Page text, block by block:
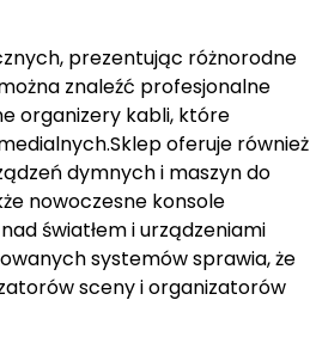
prezentując różnorodne
znaleźć profesjonalne
organizery kabli, które
oferuje również
dymnych i maszyn do
nowoczesne konsole
światłem i urządzeniami
systemów sprawia, że
sceny i organizatorów